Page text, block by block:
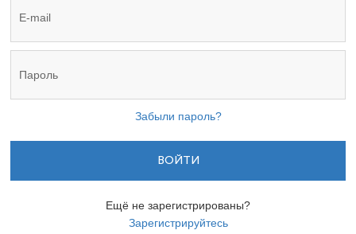
Забыли пароль?
ВОЙТИ
Ещё не зарегистрированы?
Зарегистрируйтесь